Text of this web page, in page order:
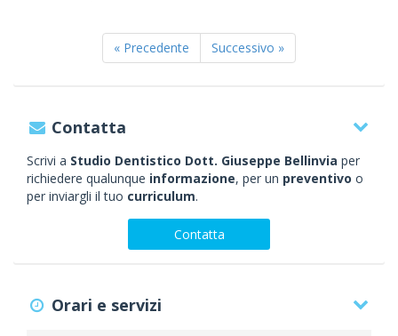
« Precedente Successivo »
Contatta
Scrivi a Studio Dentistico Dott. Giuseppe Bellinvia per
richiedere qualunque informazione, per un preventivo o
per inviargli il tuo curriculum.
Contatta
Orari e servizi